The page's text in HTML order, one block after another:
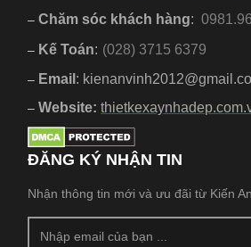
– Chăm sóc khách hàng:
– Kế Toán: (028) 3715 6379
– Email :
– Website:
ĐĂNG KÝ NHẬN TIN
Nhận thông tin mới và ưu đãi từ Kiến